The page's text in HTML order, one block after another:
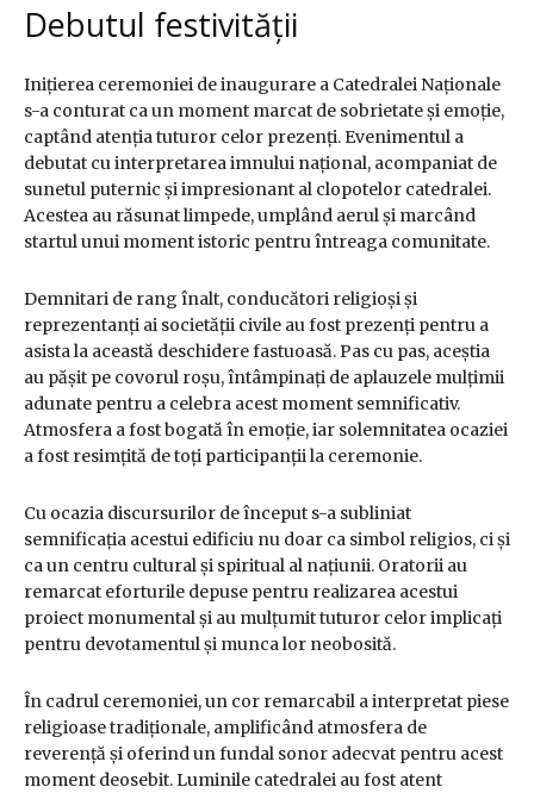
Debutul festivității
Inițierea ceremoniei de inaugurare a Catedralei Naționale
s-a conturat ca un moment marcat de sobrietate și emoție,
captând atenția tuturor celor prezenți. Evenimentul a
debutat cu interpretarea imnului național, acompaniat de
sunetul puternic și impresionant al clopotelor catedralei.
Acestea au răsunat limpede, umplând aerul și marcând
startul unui moment istoric pentru întreaga comunitate.
Demnitari de rang înalt, conducători religioși și
reprezentanți ai societății civile au fost prezenți pentru a
asista la această deschidere fastuoasă. Pas cu pas, aceștia
au pășit pe covorul roșu, întâmpinați de aplauzele mulțimii
adunate pentru a celebra acest moment semnificativ.
Atmosfera a fost bogată în emoție, iar solemnitatea ocaziei
a fost resimțită de toți participanții la ceremonie.
Cu ocazia discursurilor de început s-a subliniat
semnificația acestui edificiu nu doar ca simbol religios, ci și
ca un centru cultural și spiritual al națiunii. Oratorii au
remarcat eforturile depuse pentru realizarea acestui
proiect monumental și au mulțumit tuturor celor implicați
pentru devotamentul și munca lor neobosită.
În cadrul ceremoniei, un cor remarcabil a interpretat piese
religioase tradiționale, amplificând atmosfera de
reverență și oferind un fundal sonor adecvat pentru acest
moment deosebit. Luminile catedralei au fost atent